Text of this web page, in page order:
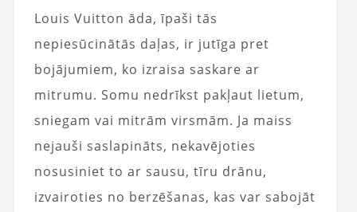
Louis Vuitton āda, īpaši tās
nepiesūcinātās daļas, ir jutīga pret
bojājumiem, ko izraisa saskare ar
mitrumu. Somu nedrīkst pakļaut lietum,
sniegam vai mitrām virsmām. Ja maiss
nejauši saslapināts, nekavējoties
nosusiniet to ar sausu, tīru drānu,
izvairoties no berzēšanas, kas var sabojāt